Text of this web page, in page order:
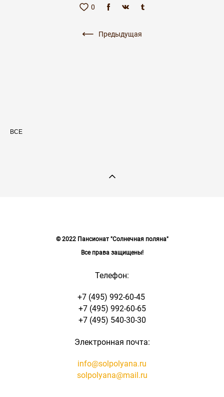
ВСЕ
0
Предыдущая
© 2022 Пансионат "Солнечная поляна"
Все права защищены!
Телефон:
+7 (495) 992-60-45
+7 (495) 992-60-65
+7 (495) 540-30-30
Электронная почта:
info@solpolyana.ru
solpolyana@mail.ru